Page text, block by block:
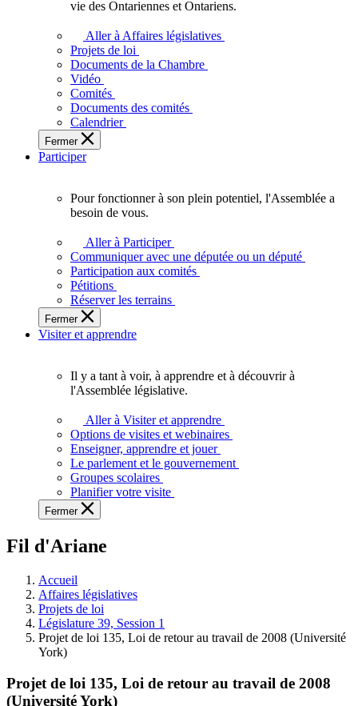
L'Assemblée
adopte
touchent
des
Ontariennes
et
vie des Ontariennes et Ontariens.
Aller à Affaires législatives
Projets de loi
Documents de la Chambre
Vidéo
Comités
Documents des comités
Calendrier
Fermer
Participer
plein
potentiel,
l'Assemblée
a
besoin
de
Pour fonctionner à son plein potentiel, l'Assemblée a
besoin de vous.
Aller à Participer
Communiquer avec une députée ou un député
Participation aux comités
Pétitions
Réserver les terrains
Fermer
Visiter et apprendre
voir,
apprendre
et
à
à
législative.
Il y a tant à voir, à apprendre et à découvrir à
l'Assemblée législative.
Aller à Visiter et apprendre
Options de visites et webinaires
Enseigner, apprendre et jouer
Le parlement et le gouvernement
Groupes scolaires
Planifier votre visite
Fermer
Fil d'Ariane
Accueil
Affaires législatives
Projets de loi
Législature 39, Session 1
Projet de loi 135, Loi de retour au travail de 2008 (Université
York)
Projet de loi 135, Loi de retour au travail de 2008
(Université York)